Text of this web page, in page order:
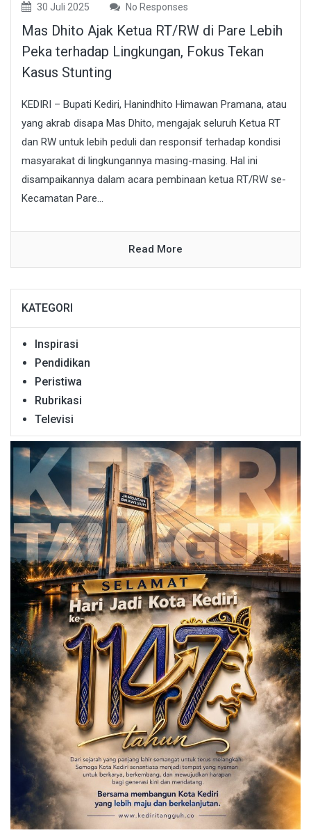
30 Juli 2025 No Responses
Mas Dhito Ajak Ketua RT/RW di Pare Lebih
Peka terhadap Lingkungan, Fokus Tekan
Kasus Stunting
KEDIRI – Bupati Kediri, Hanindhito Himawan Pramana, atau
yang akrab disapa Mas Dhito, mengajak seluruh Ketua RT
dan RW untuk lebih peduli dan responsif terhadap kondisi
masyarakat di lingkungannya masing-masing. Hal ini
disampaikannya dalam acara pembinaan ketua RT/RW se-
Kecamatan Pare...
Read More
KATEGORI
Inspirasi
Pendidikan
Peristiwa
Rubrikasi
Televisi